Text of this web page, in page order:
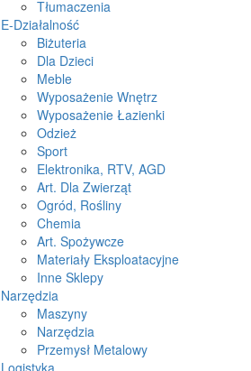
Tłumaczenia
E-Działalność
Biżuteria
Dla Dzieci
Meble
Wyposażenie Wnętrz
Wyposażenie Łazienki
Odzież
Sport
Elektronika, RTV, AGD
Art. Dla Zwierząt
Ogród, Rośliny
Chemia
Art. Spożywcze
Materiały Eksploatacyjne
Inne Sklepy
Narzędzia
Maszyny
Narzędzia
Przemysł Metalowy
Logistyka